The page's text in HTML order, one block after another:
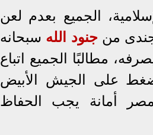
الجميع بعدم لعن
جنود الله سبحانه
مطالبًا الجميع اتباع
على الجيش الأبيض
مصر أمانة يجب الحفاظ